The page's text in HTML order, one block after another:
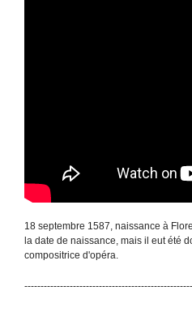
18 septembre 1587, naissance à
la date de naissance, mais il eut été
compositrice d'opéra.